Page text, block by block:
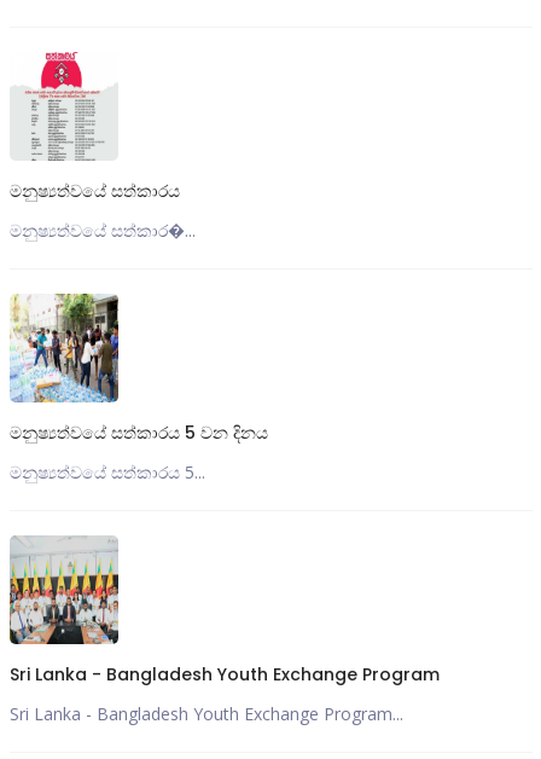
මනුෂ්‍යත්වයේ සත්කාරය
මනුෂ්‍යත්වයේ සත්කාර�...
මනුෂ්‍යත්වයේ සත්කාරය 5 වන දිනය
මනුෂ්‍යත්වයේ සත්කාරය 5...
Sri Lanka - Bangladesh Youth Exchange Program
Sri Lanka - Bangladesh Youth Exchange Program...